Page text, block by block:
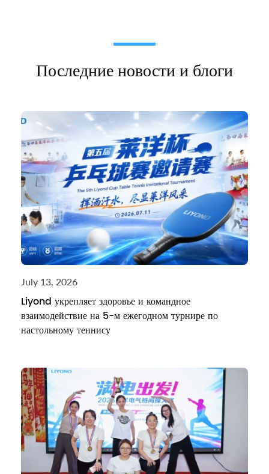
Последние новости и блоги
July 13, 2026
Liyond укрепляет здоровье и командное
взаимодействие на 5-м ежегодном турнире по
настольному теннису